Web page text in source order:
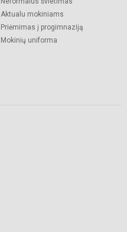
Aktualu mokiniams
Priėmimas į progimnaziją
Mokinių uniforma